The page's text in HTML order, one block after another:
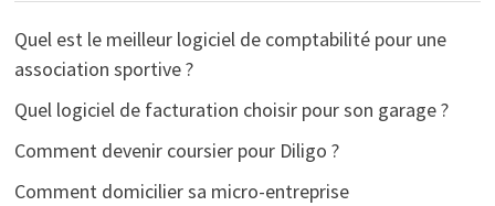
Quel est le meilleur logiciel de comptabilité pour une
association sportive ?
Quel logiciel de facturation choisir pour son garage ?
Comment devenir coursier pour Diligo ?
Comment domicilier sa micro-entreprise